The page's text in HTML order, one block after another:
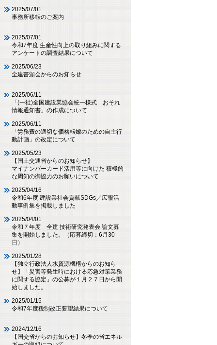
2025/07/01
事務所移転のご案内
2025/07/01
令和7年度 生産性向上の取り組みに関する
アンケートの調査結果について
2025/06/23
全建書頒会からのお知らせ
2025/06/11
「(一社)全国建設業協会統一様式 おそれ
情報通知書」の作成について
2025/06/11
「労務費の適切な価格転嫁のための自主行
動計画」の改定について
2025/05/23
【国土交通省からのお知らせ】
マイナンバーカード活用等に向けた 積極的
な周知の御協力のお願いについて
2025/04/16
令和6年度 建設業社会貢献SDGs／広報活
動事例集を掲載しました
2025/04/01
令和７年度 全建 技術研究発表会 論文募
集を開始しました。（応募締切：6月30
日）
2025/01/28
【独立行政法人水資源機構からのお知ら
せ】「災害等発生時における応急対策業務
に関する協定」の公募が１月２７日から開
始しました。
2025/01/15
令和7年度税制改正要望結果について
2024/12/16
【国交省からのお知らせ】冬季の省エネル